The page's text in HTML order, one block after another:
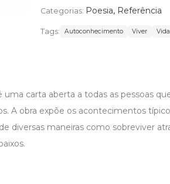
Categorias: Poesia, Referência
Tags: Autoconhecimento Viver Vida
uma carta aberta a todas as pessoas
A obra expõe os acontecimentos
diversas maneiras como sobreviver